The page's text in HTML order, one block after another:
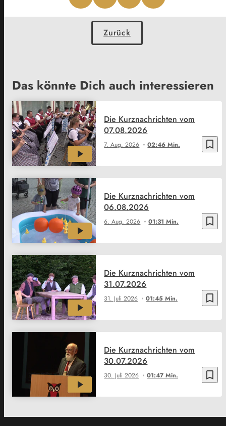
Zurück
Das könnte Dich auch interessieren
bookmark_border
7. Aug. 2026 02:46 Min.
Die Kurznachrichten vom
07.08.2026
bookmark_border
6. Aug. 2026 01:31 Min.
Die Kurznachrichten vom
06.08.2026
bookmark_border
31. Juli 2026 01:45 Min.
Die Kurznachrichten vom
31.07.2026
bookmark_border
30. Juli 2026 01:47 Min.
Die Kurznachrichten vom
30.07.2026